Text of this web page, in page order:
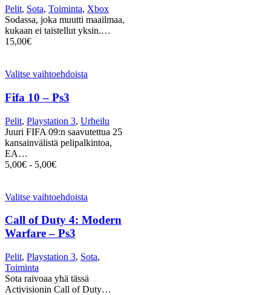
Pelit, Sota, Toiminta, Xbox
Sodassa, joka muutti maailmaa,
kukaan ei taistellut yksin.…
15,00€
Valitse vaihtoehdoista
Fifa 10 – Ps3
Pelit, Playstation 3, Urheilu
Juuri FIFA 09:n saavutettua 25
kansainvälistä pelipalkintoa,
EA…
5,00€ - 5,00€
Valitse vaihtoehdoista
Call of Duty 4: Modern
Warfare – Ps3
Pelit, Playstation 3, Sota,
Toiminta
Sota raivoaa yhä tässä
Activisionin Call of Duty…